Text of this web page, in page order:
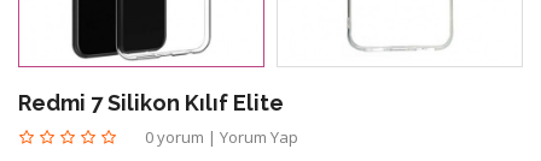
Redmi 7 Silikon Kılıf Elite
0 yorum | Yorum Yap